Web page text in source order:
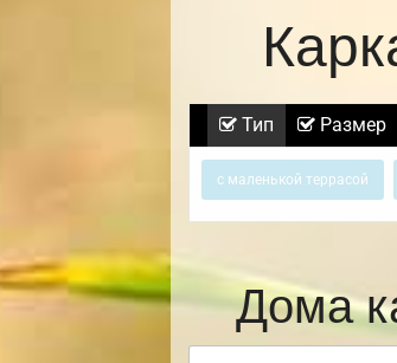
Тип Размер
с маленькой террасой
Дома